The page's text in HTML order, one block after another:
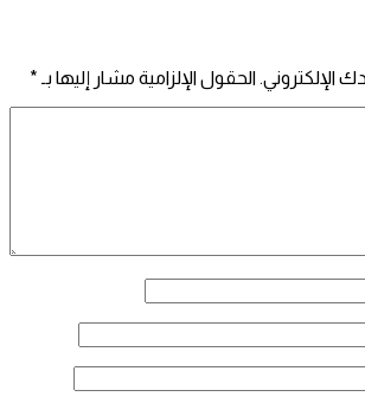
الإلكتروني. الحقول الإلزامية مشار إليها بـ *